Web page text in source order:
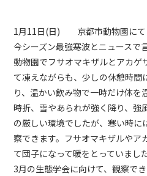
1月11日(日) 京都市動物園にて
今シーズン最強寒波とニュースで
動物園でフサオマキザルとアカゲ
て凍えながらも、少しの休憩時間
り、温かい飲み物で一時だけ体を
時折、雪やあられが強く降り、強
の厳しい環境でしたが、寒い時
察できます。フサオマキザルやア
て団子になって暖をとっていました
3月の生態学会に向けて、観察で